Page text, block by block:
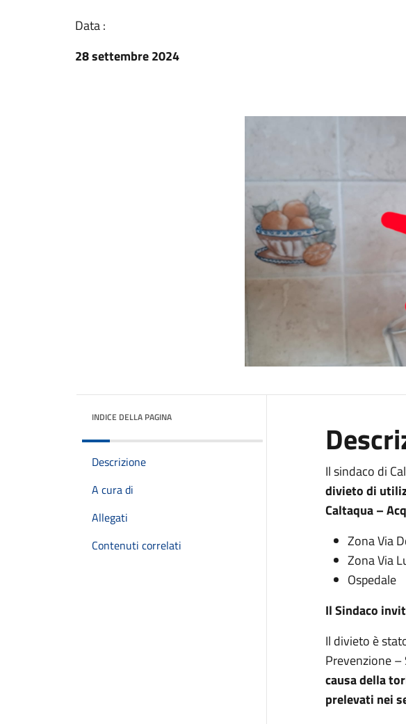
Data :
28 settembre 2024
INDICE DELLA PAGINA
Descrizione
A cura di
Allegati
Contenuti correlati
Il sindaco di
divieto di
Caltaqua –
Zona Via
Zona Via
Ospedale
Il Sindaco
Il divieto è
Prevenzione
causa della
prelevati nei